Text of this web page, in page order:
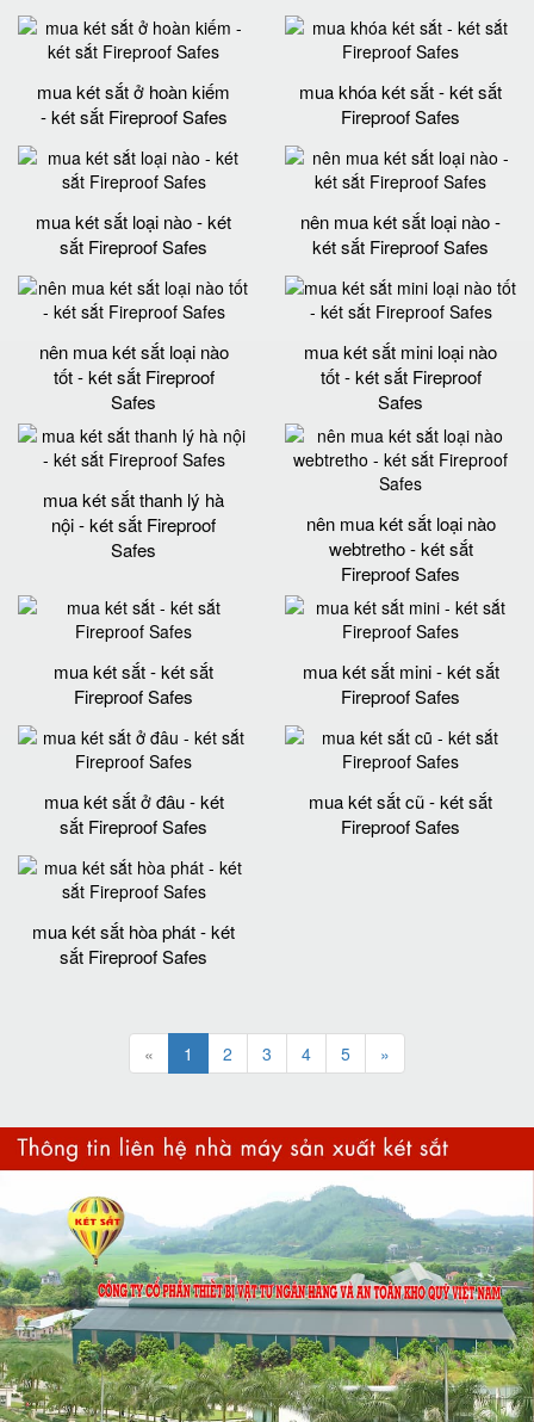
mua két sắt ở hoàn kiếm
- két sắt Fireproof Safes
mua khóa két sắt - két sắt
Fireproof Safes
mua két sắt loại nào - két
sắt Fireproof Safes
nên mua két sắt loại nào -
két sắt Fireproof Safes
nên mua két sắt loại nào
tốt - két sắt Fireproof
Safes
mua két sắt mini loại nào
tốt - két sắt Fireproof
Safes
mua két sắt thanh lý hà
nội - két sắt Fireproof
Safes
nên mua két sắt loại nào
webtretho - két sắt
Fireproof Safes
mua két sắt - két sắt
Fireproof Safes
mua két sắt mini - két sắt
Fireproof Safes
mua két sắt ở đâu - két
sắt Fireproof Safes
mua két sắt cũ - két sắt
Fireproof Safes
mua két sắt hòa phát - két
sắt Fireproof Safes
« 1 2 3 4 5 »